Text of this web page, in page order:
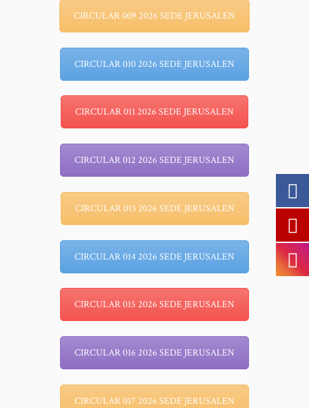
CIRCULAR 009 2026 SEDE JERUSALEN
CIRCULAR 010 2026 SEDE JERUSALEN
CIRCULAR 011 2026 SEDE JERUSALEN
CIRCULAR 012 2026 SEDE JERUSALEN
CIRCULAR 013 2026 SEDE JERUSALEN
CIRCULAR 014 2026 SEDE JERUSALEN
CIRCULAR 015 2026 SEDE JERUSALEN
CIRCULAR 016 2026 SEDE JERUSALEN
CIRCULAR 017 2026 SEDE JERUSALEN